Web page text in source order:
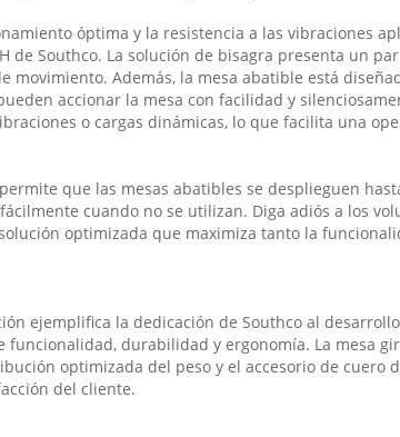
óptima y la resistencia a las vibraciones
de Southco. La solución de bisagra presenta un
Además, la mesa abatible está
accionar la mesa con facilidad y
o cargas dinámicas, lo que facilita una
que las mesas abatibles se desplieguen
cuando no se utilizan. Diga adiós a los
optimizada que maximiza tanto la
ejemplifica la dedicación de Southco al
durabilidad y ergonomía. La mesa
optimizada del peso y el accesorio de cuero
del cliente.